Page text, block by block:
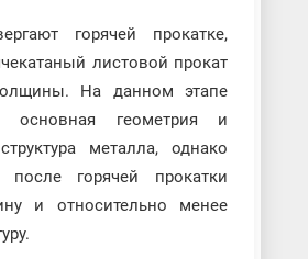
горячей прокатке,
листовой прокат
На данном этапе
основная геометрия и
металла, однако
после горячей прокатки
и относительно менее